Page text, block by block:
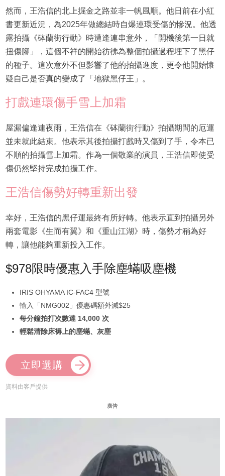
然而，王浩信的北上掘金之路並非一帆風順。他日前在小紅
書更新近況，為2025年做總結時自爆連環受傷的慘況。他透
露拍攝《砵蘭街行動》時遭逢連串意外，「開機後第一日就
扭傷腳」，這個不祥的開始彷彿為整個拍攝過程埋下了黑仔
的種子。這次意外不但影響了他的拍攝進度，更令他開始懷
疑自己是否真的變成了「地獄黑仔王」。
打戲連環傷手雪上加霜
屋漏偏逢連夜雨，王浩信在《砵蘭街行動》拍攝期間的厄運
並未就此結束。他表示其後拍攝打戲時又傷到了手，令本已
不順的拍攝雪上加霜。作為一個敬業的演員，王浩信即使受
傷仍然堅持完成拍攝工作。
王浩信傷勢好轉重新出發
幸好，王浩信的黑仔運最終有所好轉。他表示直到拍攝另外
兩套電影《生而有翼》和《重山江湖》時，傷勢才稍為好
轉，讓他能夠重新投入工作。
$978限時優惠入手除塵蟎吸塵機
IRIS OHYAMA IC-FAC4 型號
輸入「NMG002」優惠碼額外減$25
每分鐘拍打次數達 14,000 次
輕鬆清除床褥上的塵蟎、灰塵
立即選購
資料由客戶提供
廣告